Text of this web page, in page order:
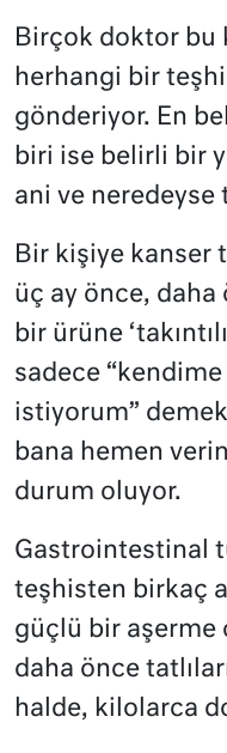
Birçok doktor bu
herhangi bir
gönderiyor. En
biri ise belirli bir
ani ve neredeyse
Bir kişiye kanser
üç ay önce, daha
bir ürüne
sadece
istiyorum”
bana hemen
durum oluyor.
Gastrointestinal
teşhisten birkaç
güçlü bir aşerme
daha önce
halde, kilolarca